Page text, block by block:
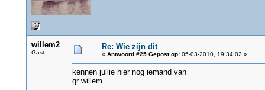
willem2
Gast
Re: Wie zijn dit
« Antwoord #25 Gepost op:05-03-2010, 19:34:02 »
kennen jullie hier nog iemand van
gr willem